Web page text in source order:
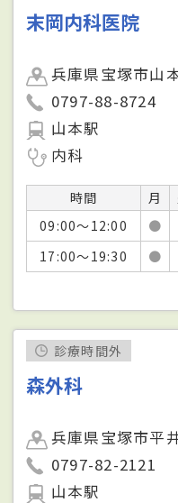
末岡内科医院
兵庫県宝塚市山
0797-88-8724
山本駅
内科
時間 月
09:00～12:00
●
17:00～19:30
●
診療時間外
森外科
兵庫県宝塚市平
0797-82-2121
山本駅